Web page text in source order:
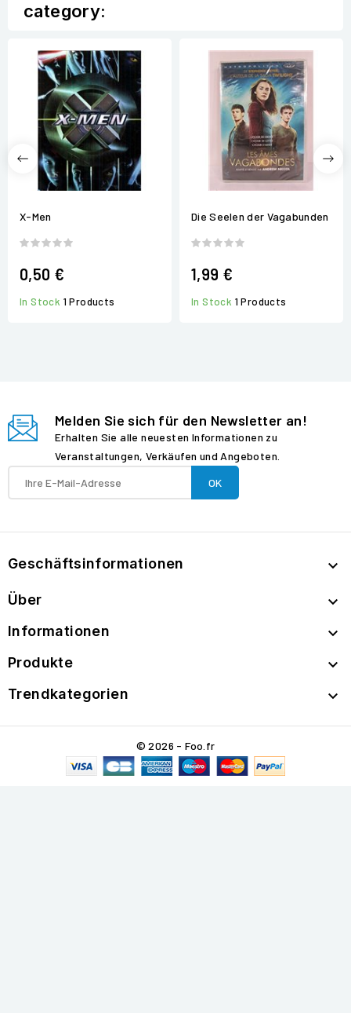
category:
X-Men
0,50 €
In Stock 1 Products
Die Seelen der Vagabunden
1,99 €
In Stock 1 Products
Melden Sie sich für den Newsletter an!
Erhalten Sie alle neuesten Informationen zu
Veranstaltungen, Verkäufen und Angeboten.
Geschäftsinformationen 
Über 
Informationen 
Produkte 
Trendkategorien 
© 2026 - Foo.fr